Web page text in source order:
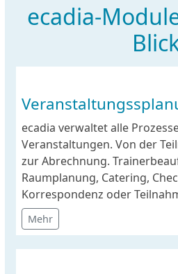
ecadia-
ecadia verwaltet alle
Veranstaltungen. Von der
zur Abrechnung.
Raumplanung, Catering,
Korrespondenz oder
Mehr